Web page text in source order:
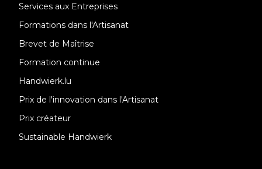
Services aux Entreprises
Formations dans l'Artisanat
Brevet de Maîtrise
Formation continue
Handwierk.lu
Prix de l'innovation dans l'Artisanat
Prix créateur
Sustainable Handwierk